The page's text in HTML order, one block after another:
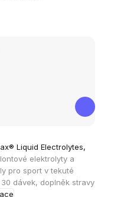
Liquid Electrolytes,
Iontové elektrolyty a
pro sport v tekuté
dávek, doplněk stravy